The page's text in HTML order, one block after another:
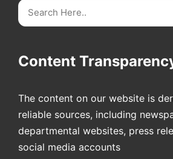
Search
Content
The content on our website is
reliable sources, including
departmental websites, press
social media accounts